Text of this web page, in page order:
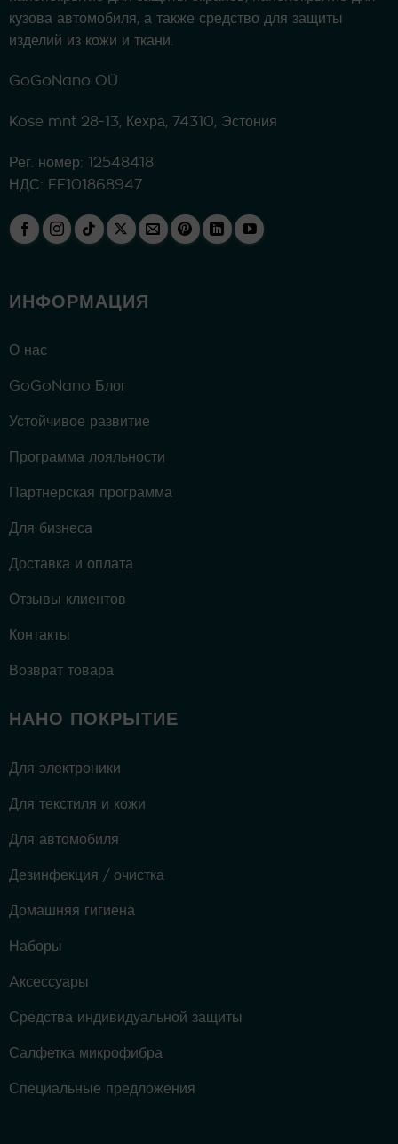
кузова автомобиля, а также средство для защиты
изделий из кожи и ткани.
GoGoNano OÜ
Kose mnt 28-13, Кехра, 74310, Эстония
Рег. номер: 12548418
НДС: EE101868947
ИНФОРМАЦИЯ
О нас
GoGoNano Блог
Устойчивое развитие
Программа лояльности
Партнерская программа
Для бизнеса
Доставка и оплата
Отзывы клиентов
Контакты
Возврат товара
НАНО ПОКРЫТИЕ
Для электроники
Для текстиля и кожи
Для автомобиля
Дезинфекция / очистка
Домашняя гигиена
Наборы
Aксессуары
Средства индивидуальной защиты
Салфетка микрофибра
Специальные предложения